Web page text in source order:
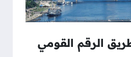
الرقم القومي